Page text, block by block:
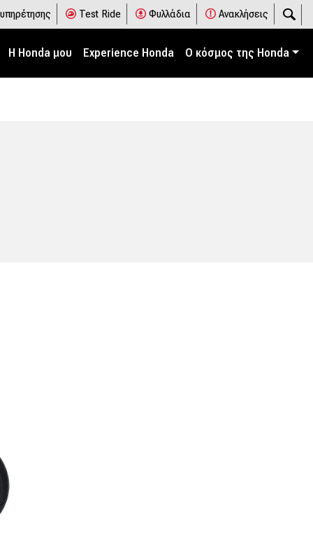
Test Ride Φυλλάδια Ανακλήσεις
Η Honda μου Experience Honda Ο κόσμος της Honda